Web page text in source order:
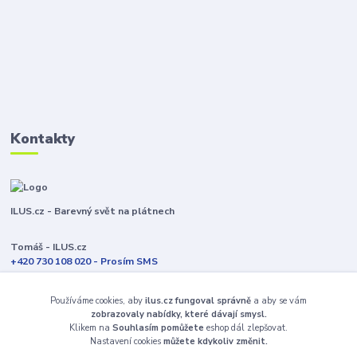
Kontakty
ILUS.cz - Barevný svět na plátnech
Tomáš - ILUS.cz
+420 730 108 020 - Prosím SMS
Jsme většinu času ve výrobě
info@ilus.cz
Používáme cookies, aby ilus.cz fungoval správně a aby se vám
zobrazovaly nabídky, které dávají smysl.
Klikem na Souhlasím pomůžete eshop dál zlepšovat.
Nastavení cookies můžete kdykoliv změnit.